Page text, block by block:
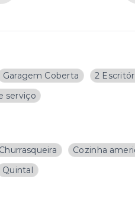
Garagem Coberta 2
serviço
Churrasqueira
Cozinha
Quintal